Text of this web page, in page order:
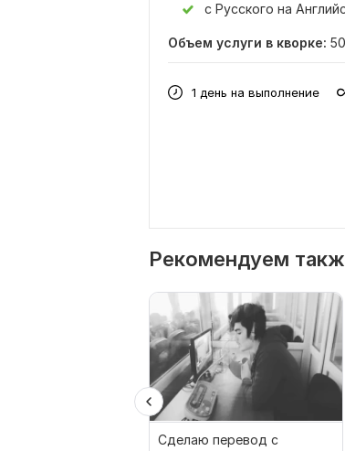
с Русского на
Объем услуги в кворке:
1 день на выполнение
Рекомендуем
Сделаю перевод с